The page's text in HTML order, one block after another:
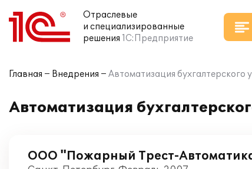
Отраслевые
и специализированные
решения 1С:Предприятие
Главная Внедрения Автоматизация бухгалтерского
Автоматизация
ООО "Пожарный Трест-